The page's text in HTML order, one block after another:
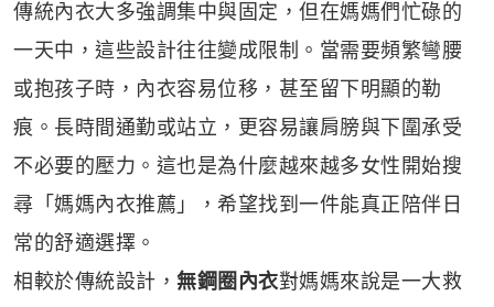
傳統內衣大多強調集中與固定，但在媽媽們忙碌的
一天中，這些設計往往變成限制。當需要頻繁彎腰
或抱孩子時，內衣容易位移，甚至留下明顯的勒
痕。長時間通勤或站立，更容易讓肩膀與下圍承受
不必要的壓力。這也是為什麼越來越多女性開始搜
尋「媽媽內衣推薦」，希望找到一件能真正陪伴日
常的舒適選擇。
相較於傳統設計， 無鋼圈內衣對媽媽來說是一大救